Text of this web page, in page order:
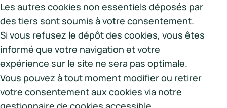
Les autres cookies non essentiels déposés par
des tiers sont soumis à votre consentement.
Si vous refusez le dépôt des cookies, vous êtes
informé que votre navigation et votre
expérience sur le site ne sera pas optimale.
Vous pouvez à tout moment modifier ou retirer
votre consentement aux cookies via notre